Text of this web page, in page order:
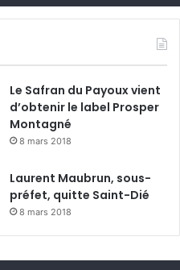
Le Safran du Payoux vient
d’obtenir le label Prosper
Montagné
8 mars 2018
Laurent Maubrun, sous-
préfet, quitte Saint-Dié
8 mars 2018